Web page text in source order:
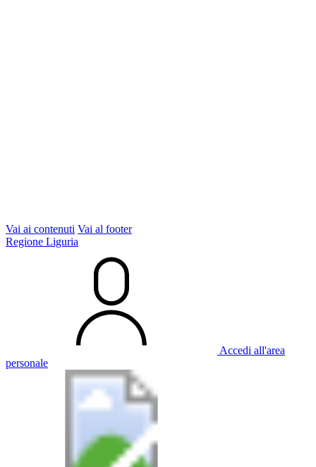
Vai ai contenuti Vai al footer
Regione Liguria
Accedi all'area
personale